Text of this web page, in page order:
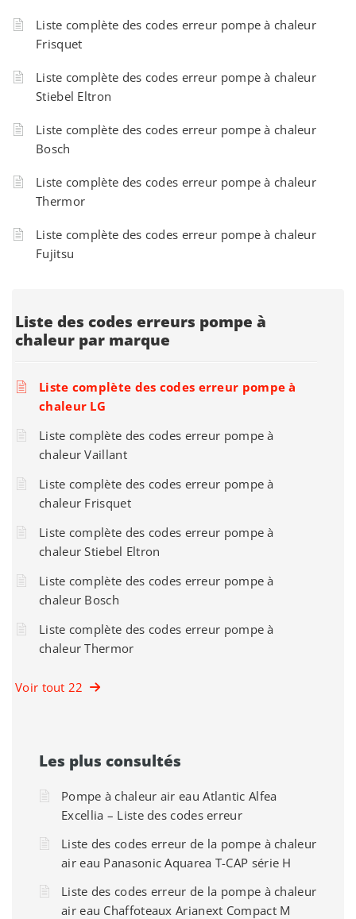
Liste complète des codes erreur pompe à chaleur
Frisquet
Liste complète des codes erreur pompe à chaleur
Stiebel Eltron
Liste complète des codes erreur pompe à chaleur
Bosch
Liste complète des codes erreur pompe à chaleur
Thermor
Liste complète des codes erreur pompe à chaleur
Fujitsu
Liste des codes erreurs pompe à
chaleur par marque
Liste complète des codes erreur pompe à
chaleur LG
Liste complète des codes erreur pompe à
chaleur Vaillant
Liste complète des codes erreur pompe à
chaleur Frisquet
Liste complète des codes erreur pompe à
chaleur Stiebel Eltron
Liste complète des codes erreur pompe à
chaleur Bosch
Liste complète des codes erreur pompe à
chaleur Thermor
Voir tout 22
Les plus consultés
Pompe à chaleur air eau Atlantic Alfea
Excellia – Liste des codes erreur
Liste des codes erreur de la pompe à chaleur
air eau Panasonic Aquarea T-CAP série H
Liste des codes erreur de la pompe à chaleur
air eau Chaffoteaux Arianext Compact M